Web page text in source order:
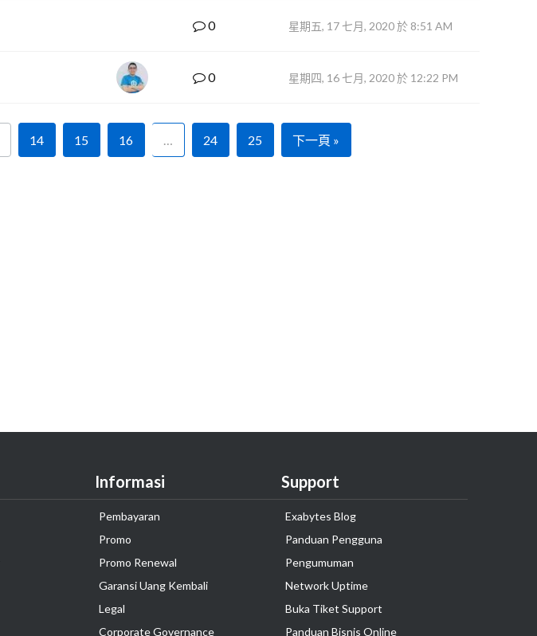
0 星期五, 17 七月, 2020 於 8:51 AM
0 星期四, 16 七月, 2020 於 12:22 PM
14 15 16 … 24 25 下一頁 »
Informasi
Pembayaran
Promo
Promo Renewal
Garansi Uang Kembali
Legal
Corporate Governance
Support
Exabytes Blog
Panduan Pengguna
Pengumuman
Network Uptime
Buka Tiket Support
Panduan Bisnis Online